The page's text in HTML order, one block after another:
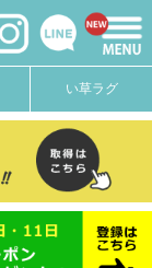
い草ラグ